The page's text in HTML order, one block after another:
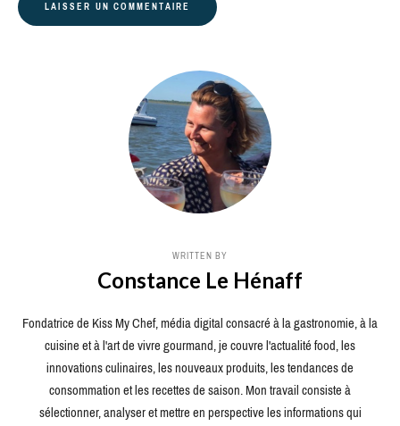
WRITTEN BY
Constance Le Hénaff
Fondatrice de Kiss My Chef, média digital consacré à la gastronomie, à la
cuisine et à l'art de vivre gourmand, je couvre l'actualité food, les
innovations culinaires, les nouveaux produits, les tendances de
consommation et les recettes de saison. Mon travail consiste à
sélectionner, analyser et mettre en perspective les informations qui